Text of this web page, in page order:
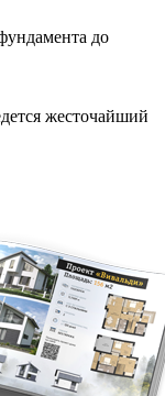
до
жесточайший